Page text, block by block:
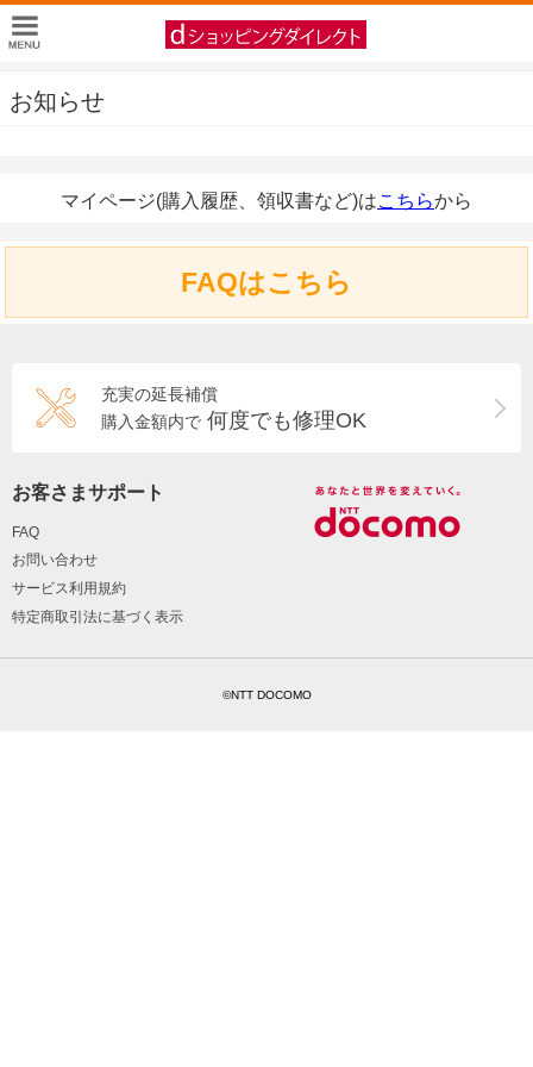
お知らせ
マイページ(購入履歴、領収書など)はこちらから
FAQはこちら
充実の延長補償
購入金額内で 何度でも修理OK
お客さまサポート
FAQ
お問い合わせ
サービス利用規約
特定商取引法に基づく表示
©NTT DOCOMO